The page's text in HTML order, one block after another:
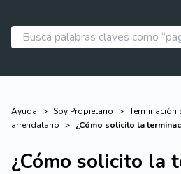
Ayuda > Soy Propietario >
arrendatario > ¿Cómo solicito la
¿Cómo solicito la